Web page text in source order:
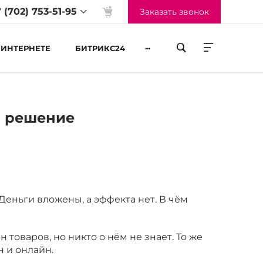
(702) 753-51-95
Вс Выходные
Заказать звонок
БИТРИКС24 ...
решение
вложены, а эффекта нет. В чём
товаров, но никто о нём не знает. То же
и онлайн.